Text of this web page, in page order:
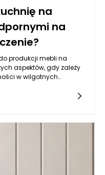
na
na
produkcji mebli na
aspektów, gdy zależy
w wilgotnych
materiał miał